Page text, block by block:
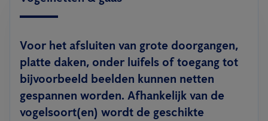
Voor het afsluiten van grote doorgangen,
platte daken, onder luifels of toegang tot
bijvoorbeeld beelden kunnen netten
gespannen worden. Afhankelijk van de
vogelsoort(en) wordt de geschikte